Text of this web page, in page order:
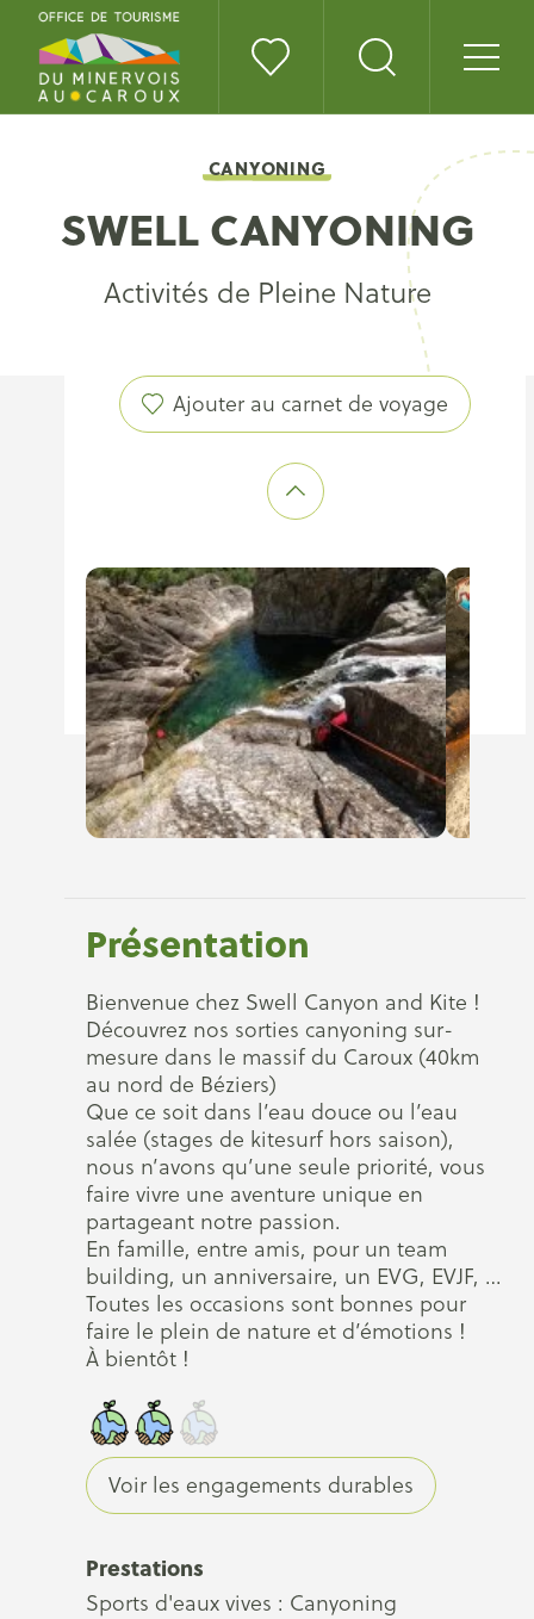
CANYONING
SWELL CANYONING
Activités de Pleine Nature
Ajouter au carnet de voyage
Présentation
Bienvenue chez Swell Canyon and Kite !
Découvrez nos sorties canyoning sur-
mesure dans le massif du Caroux (40km
au nord de Béziers)
Que ce soit dans l’eau douce ou l’eau
salée (stages de kitesurf hors saison),
nous n’avons qu’une seule priorité, vous
faire vivre une aventure unique en
partageant notre passion.
En famille, entre amis, pour un team
building, un anniversaire, un EVG, EVJF, …
Toutes les occasions sont bonnes pour
faire le plein de nature et d’émotions !
À bientôt !
Voir les engagements durables
Prestations
Sports d'eaux vives : Canyoning